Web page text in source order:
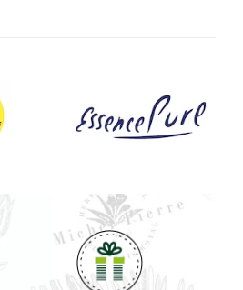
100 g